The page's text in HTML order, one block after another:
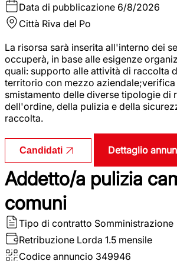
Data di pubblicazione 6/8/2026
Città Riva del Po
La risorsa sarà inserita all'interno dei
occuperà, in base alle esigenze
quali: supporto alle attività di raccolta
territorio con mezzo
smistamento delle diverse tipologie di
dell'ordine, della pulizia e della
raccolta.
Candidati Dettaglio
Addetto/a pulizia
comuni
Tipo di contratto Somministrazione
Retribuzione Lorda 1.5 mensile
Codice annuncio 349946